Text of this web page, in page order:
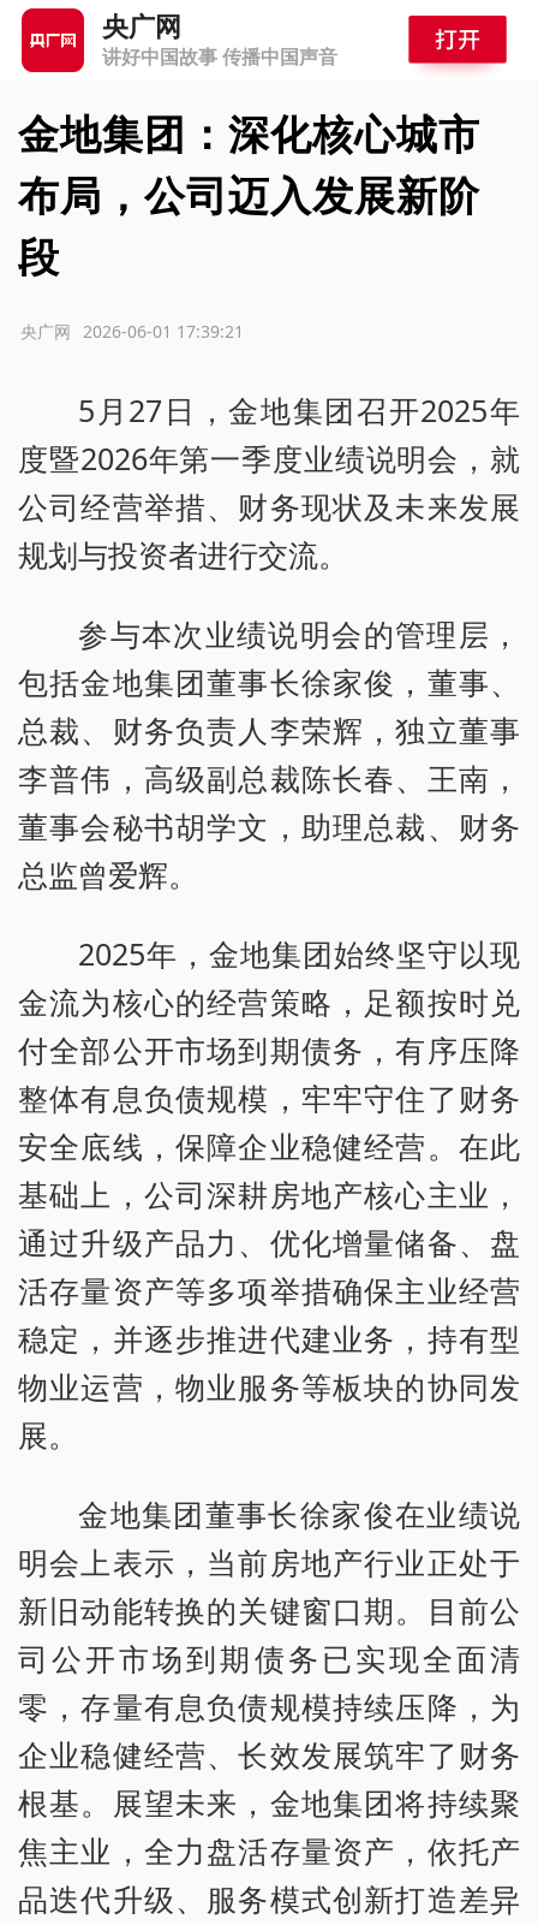
央广网
讲好中国故事 传播中国声音
金地集团：深化核心城市
布局，公司迈入发展新阶
段
2026-06-01 17:39:21
央广网
5月27日，金地集团召开2025年
度暨2026年第一季度业绩说明会，就
公司经营举措、财务现状及未来发展
规划与投资者进行交流。
参与本次业绩说明会的管理层，
包括金地集团董事长徐家俊，董事、
总裁、财务负责人李荣辉，独立董事
李普伟，高级副总裁陈长春、王南，
董事会秘书胡学文，助理总裁、财务
总监曾爱辉。
2025年，金地集团始终坚守以现
金流为核心的经营策略，足额按时兑
付全部公开市场到期债务，有序压降
整体有息负债规模，牢牢守住了财务
安全底线，保障企业稳健经营。在此
基础上，公司深耕房地产核心主业，
通过升级产品力、优化增量储备、盘
活存量资产等多项举措确保主业经营
稳定，并逐步推进代建业务，持有型
物业运营，物业服务等板块的协同发
展。
金地集团董事长徐家俊在业绩说
明会上表示，当前房地产行业正处于
新旧动能转换的关键窗口期。目前公
司公开市场到期债务已实现全面清
零，存量有息负债规模持续压降，为
企业稳健经营、长效发展筑牢了财务
根基。展望未来，金地集团将持续聚
焦主业，全力盘活存量资产，依托产
品迭代升级、服务模式创新打造差异